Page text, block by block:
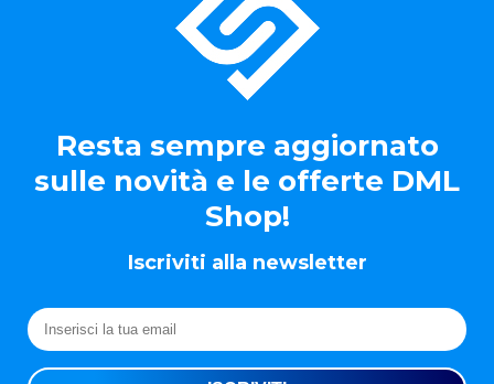
Resta sempre aggiornato
sulle novità e le offerte DML
Shop!
Iscriviti alla newsletter